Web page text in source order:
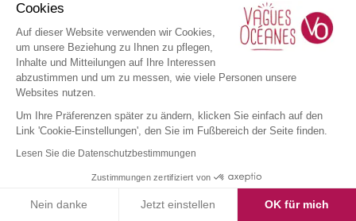
Cookies
Auf dieser Website verwenden wir Cookies,
um unsere Beziehung zu Ihnen zu pflegen,
Inhalte und Mitteilungen auf Ihre Interessen
abzustimmen und um zu messen, wie viele Personen unsere
Websites nutzen.
Um Ihre Präferenzen später zu ändern, klicken Sie einfach auf den
Link 'Cookie-Einstellungen', den Sie im Fußbereich der Seite finden.
Lesen Sie die Datenschutzbestimmungen
Zustimmungen zertifiziert von
Nein danke Jetzt einstellen OK für mich